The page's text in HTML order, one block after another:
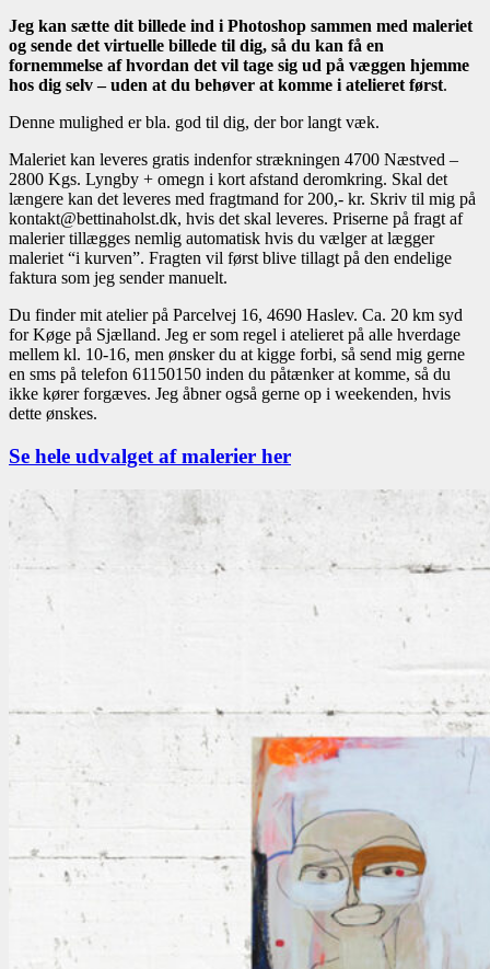
Jeg kan sætte dit billede ind i Photoshop sammen med maleriet
og sende det virtuelle billede til dig, så du kan få en
fornemmelse af hvordan det vil tage sig ud på væggen hjemme
hos dig selv – uden at du behøver at komme i atelieret først.
Denne mulighed er bla. god til dig, der bor langt væk.
Maleriet kan leveres gratis indenfor strækningen 4700 Næstved –
2800 Kgs. Lyngby + omegn i kort afstand deromkring. Skal det
længere kan det leveres med fragtmand for 200,- kr. Skriv til mig på
kontakt@bettinaholst.dk, hvis det skal leveres. Priserne på fragt af
malerier tillægges nemlig automatisk hvis du vælger at lægger
maleriet “i kurven”. Fragten vil først blive tillagt på den endelige
faktura som jeg sender manuelt.
Du finder mit atelier på Parcelvej 16, 4690 Haslev. Ca. 20 km syd
for Køge på Sjælland. Jeg er som regel i atelieret på alle hverdage
mellem kl. 10-16, men ønsker du at kigge forbi, så send mig gerne
en sms på telefon 61150150 inden du påtænker at komme, så du
ikke kører forgæves. Jeg åbner også gerne op i weekenden, hvis
dette ønskes.
Se hele udvalget af malerier her